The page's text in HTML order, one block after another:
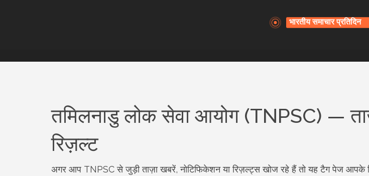
तमिलनाडु लोक सेवा आयोग (TNPSC) —
रिज़ल्ट
अगर आप TNPSC से जुड़ी ताज़ा खबरें, नोटिफिकेशन या रिज़ल्ट्स खोज रहे हैं तो यह टैग पेज आपके